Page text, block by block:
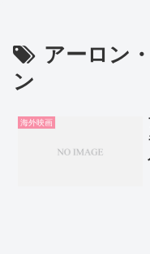
アーロン
ン
海外映画